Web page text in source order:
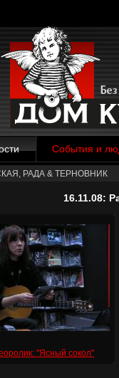
События и
РАДА & ТЕРНОВНИК
16.11.08:
"Ясный сокол"